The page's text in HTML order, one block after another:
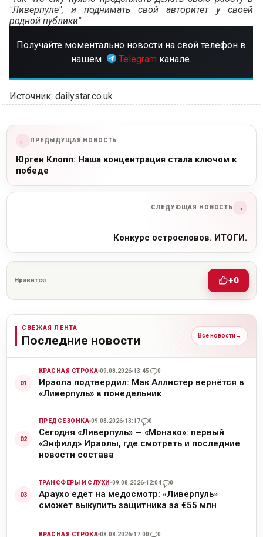
"Ливерпуле", и поднимать свой авторитет у своей
родной публики".
Получайте моментально новости на свой телефон в
нашем
Telegram канале.
Источник: dailystar.co.uk
← ПРЕДЫДУЩАЯ НОВОСТЬ
Юрген Клопп: Наша концентрация стала ключом к
победе
СЛЕДУЮЩАЯ НОВОСТЬ →
Конкурс острословов. ИТОГИ.
Нравится +0
СВЕЖАЯ ЛЕНТА
Последние новости Все новости→
КРАСНАЯ СТРОКА 09.08.2026 13:45 0
Ираола подтвердил: Мак Аллистер вернётся в
«Ливерпуль» в понедельник
ПРЕДСЕЗОНКА 09.08.2026 13:17 0
Сегодня «Ливерпуль» — «Монако»: первый
«Энфилд» Ираолы, где смотреть и последние
новости состава
ТРАНСФЕРЫ И СЛУХИ 09.08.2026 12:04 0
Араухо едет на медосмотр: «Ливерпуль»
сможет выкупить защитника за €55 млн
КРАСНАЯ СТРОКА 08.08.2026 17:00 0